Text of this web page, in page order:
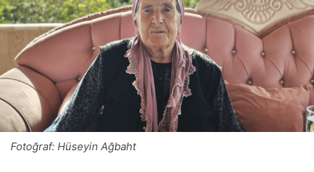
Fotoğraf: Hüseyin Ağbaht